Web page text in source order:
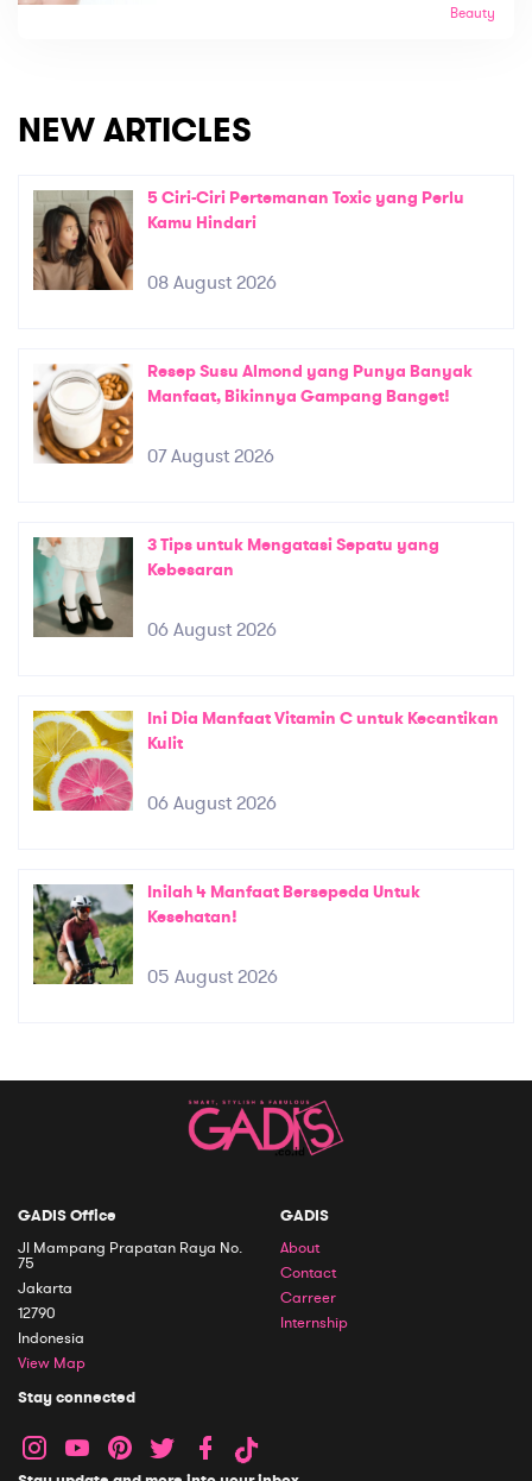
Beauty
NEW ARTICLES
5 Ciri-Ciri Pertemanan Toxic yang Perlu
Kamu Hindari
08 August 2026
Resep Susu Almond yang Punya Banyak
Manfaat, Bikinnya Gampang Banget!
07 August 2026
3 Tips untuk Mengatasi Sepatu yang
Kebesaran
06 August 2026
Ini Dia Manfaat Vitamin C untuk Kecantikan
Kulit
06 August 2026
Inilah 4 Manfaat Bersepeda Untuk
Kesehatan!
05 August 2026
GADIS Office
Jl Mampang Prapatan Raya No.
75
Jakarta
12790
Indonesia
View Map
GADIS
About
Contact
Carreer
Internship
Stay connected